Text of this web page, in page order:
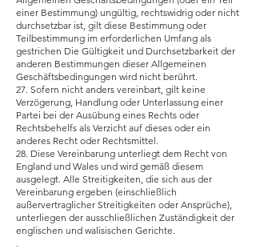
einer Bestimmung) ungültig, rechtswidrig oder nicht
durchsetzbar ist, gilt diese Bestimmung oder
Teilbestimmung im erforderlichen Umfang als
gestrichen Die Gültigkeit und Durchsetzbarkeit der
anderen Bestimmungen dieser Allgemeinen
Geschäftsbedingungen wird nicht berührt.
27. Sofern nicht anders vereinbart, gilt keine
Verzögerung, Handlung oder Unterlassung einer
Partei bei der Ausübung eines Rechts oder
Rechtsbehelfs als Verzicht auf dieses oder ein
anderes Recht oder Rechtsmittel.
28. Diese Vereinbarung unterliegt dem Recht von
England und Wales und wird gemäß diesem
ausgelegt. Alle Streitigkeiten, die sich aus der
Vereinbarung ergeben (einschließlich
außervertraglicher Streitigkeiten oder Ansprüche),
unterliegen der ausschließlichen Zuständigkeit der
englischen und walisischen Gerichte.